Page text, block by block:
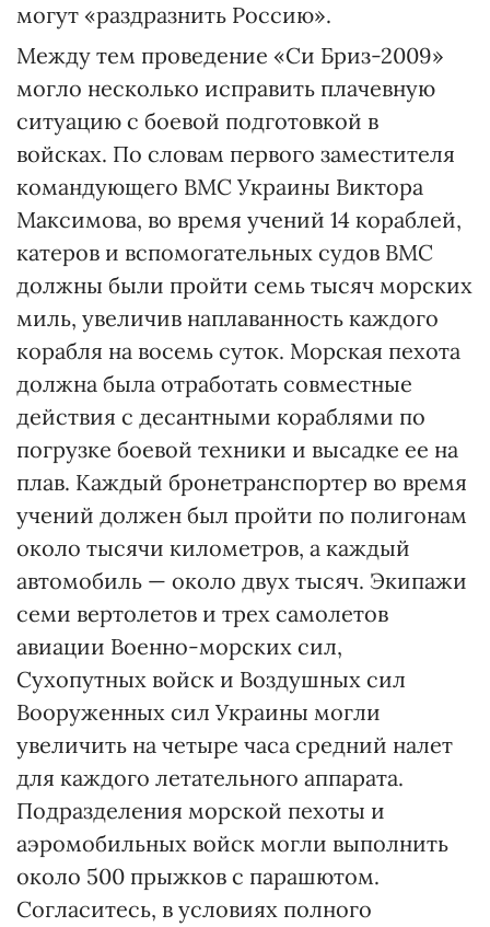
могут «раздразнить Россию».
Между тем проведение «Си Бриз-2009»
могло несколько исправить плачевную
ситуацию с боевой подготовкой в
войсках. По словам первого заместителя
командующего ВМС Украины Виктора
Максимова, во время учений 14 кораблей,
катеров и вспомогательных судов ВМС
должны были пройти семь тысяч морских
миль, увеличив наплаванность каждого
корабля на восемь суток. Морская пехота
должна была отработать совместные
действия с десантными кораблями по
погрузке боевой техники и высадке ее на
плав. Каждый бронетранспортер во время
учений должен был пройти по полигонам
около тысячи километров, а каждый
автомобиль — около двух тысяч. Экипажи
семи вертолетов и трех самолетов
авиации Военно-морских сил,
Сухопутных войск и Воздушных сил
Вооруженных сил Украины могли
увеличить на четыре часа средний налет
для каждого летательного аппарата.
Подразделения морской пехоты и
аэромобильных войск могли выполнить
около 500 прыжков с парашютом.
Согласитесь, в условиях полного